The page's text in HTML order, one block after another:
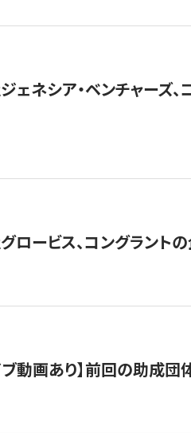
ェネシア・ベンチャーズ
ロービス、コングラン
ブ動画あり】前回の助成